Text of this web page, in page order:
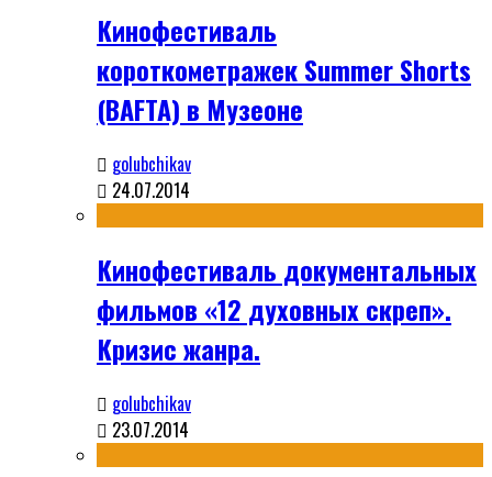
Кинофестиваль
короткометражек Summer Shorts
(BAFTA) в Музеоне
golubchikav
24.07.2014
Кинофестиваль документальных
фильмов «12 духовных скреп».
Кризис жанра.
golubchikav
23.07.2014